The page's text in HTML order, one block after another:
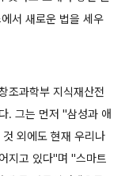
서 새로운 법을 세우
조과학부 지식재산전
. 그는 먼저 "삼성과 애
외에도 현재 우리나
지고 있다"며 "스마트